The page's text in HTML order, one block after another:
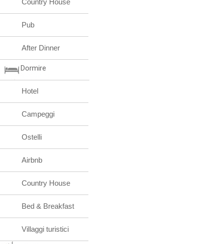
Country House
Pub
After Dinner
Dormire
Hotel
Campeggi
Ostelli
Airbnb
Country House
Bed & Breakfast
Villaggi turistici